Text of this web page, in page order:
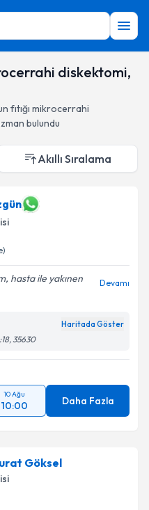
diskektomi,
fıtığı mikrocerrahi
bulundu
Akıllı Sıralama
hasta ile yakınen
Devamı
Haritada Göster
35630
10 Ağu
10:00 Daha Fazla
Göksel